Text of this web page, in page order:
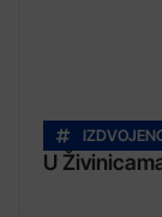
U